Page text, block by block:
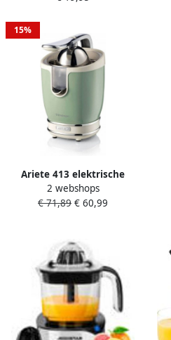
15%
Ariete 413 elektrische
citruspers 85 W Groen
2 webshops
€ 71,89 € 60,99